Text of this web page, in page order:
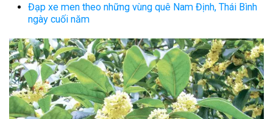
Đạp xe men theo những vùng quê Nam Định, Thái Bình
ngày cuối năm